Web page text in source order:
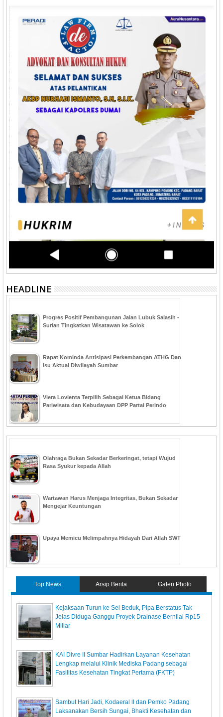
HEADLINE
Progres Positif Pembangunan Jalan Lubuk Salasih -
Surian Tingkatkan Wisatawan ke Solok
Rapat Kominda Antisipasi Perkembangan ATHG Dan
Isu Aktual Diwilayah Sumbar
Viera Lovienta Terpilih Sebagai Ketua Bidang
Pariwisata dan Kebudayaan DPP Partai Perindo
Olahraga Bukan Sekadar Berkeringat, tetapi Wujud
Rasa Syukur kepada Allah
Wartawan Harus Menjaga Integritas, Bukan Sekadar
Mengejar Keuntungan
Upaya Memicu Melimpahnya Hidayah Dari Allah SWT
Top News Arsip Berita Galeri Photo
Kejaksaan Turun ke Sei Beduk, Pipa Berstatus Tak
Jelas Diduga Ganggu Proyek Drainase Bernilai Rp15
Miliar
KAI Divre II Sumbar Hadirkan Layanan Kesehatan
Lengkap melalui Klinik Mediska Padang sebagai
Fasilitas Kesehatan Tingkat Pertama (FKTP)
Sambut Hari Jadi, Kodaeral ll dan Pemko Padang
Laksanakan Bersih Sungai, Bhakti Kesehatan dan